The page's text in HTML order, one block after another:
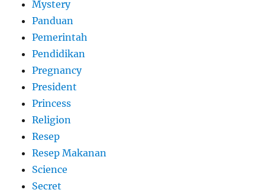
Mystery
Panduan
Pemerintah
Pendidikan
Pregnancy
President
Princess
Religion
Resep
Resep Makanan
Science
Secret